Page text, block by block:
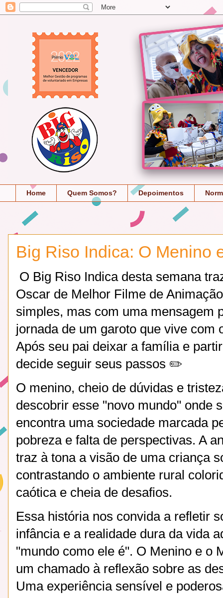
Home Quem Somos? Depoimentos
Big Riso Indica: O Menino
O Big Riso Indica desta semana
Oscar de Melhor Filme de
simples, mas com uma mensagem
jornada de um garoto que vive com
Após seu pai deixar a família e
decide seguir seus passos ✏️
O menino, cheio de dúvidas e
descobrir esse "novo mundo" onde
encontra uma sociedade marcada
pobreza e falta de perspectivas. A
traz à tona a visão de uma criança
contrastando o ambiente rural
caótica e cheia de desafios.
Essa história nos convida a refletir
infância e a realidade dura da vida
"mundo como ele é". O Menino e o
um chamado à reflexão sobre as
Uma experiência sensível e